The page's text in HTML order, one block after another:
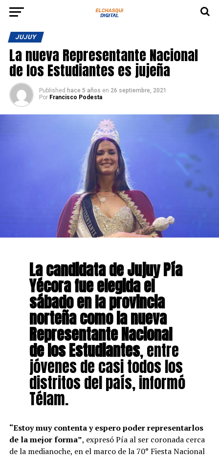
JUJUY
La nueva Representante Nacional
de los Estudiantes es jujeña
Published hace 5 años en 26 septiembre, 2021
Por Francisco Podesta
La candidata de Jujuy Pía
Yécora fue elegida el
sábado en la provincia
norteña como la nueva
Representante Nacional
de los Estudiantes, entre
jóvenes de casi todos los
distritos del país, informó
Télam.
“Estoy muy contenta y espero poder representarlos
de la mejor forma”, expresó Pía al ser coronada cerca
de la medianoche, en el marco de la 70° Fiesta Nacional